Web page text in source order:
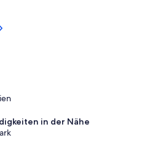
in der Nähe